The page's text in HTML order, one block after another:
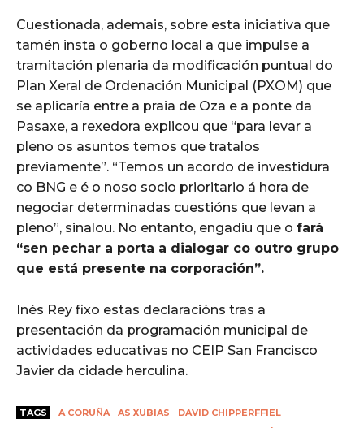
Cuestionada, ademais, sobre esta iniciativa que
tamén insta o goberno local a que impulse a
tramitación plenaria da modificación puntual do
Plan Xeral de Ordenación Municipal (PXOM) que
se aplicaría entre a praia de Oza e a ponte da
Pasaxe, a rexedora explicou que “para levar a
pleno os asuntos temos que tratalos
previamente”. “Temos un acordo de investidura
co BNG e é o noso socio prioritario á hora de
negociar determinadas cuestións que levan a
pleno”, sinalou. No entanto, engadiu que o fará
“sen pechar a porta a dialogar co outro grupo
que está presente na corporación”.
Inés Rey fixo estas declaracións tras a
presentación da programación municipal de
actividades educativas no CEIP San Francisco
Javier da cidade herculina.
TAGS A CORUÑA AS XUBIAS
DAVID CHIPPERFFIEL